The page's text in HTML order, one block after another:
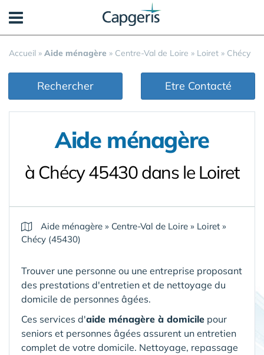
Accueil » Aide ménagère » Centre-Val de Loire » Loiret » Chécy
Rechercher Etre Contacté
Aide ménagère
à Chécy 45430 dans le Loiret
Aide ménagère » Centre-Val de Loire » Loiret »
Chécy (45430)
Trouver une personne ou une entreprise proposant
des prestations d'entretien et de nettoyage du
domicile de personnes âgées.
Ces services d'aide ménagère à domicile pour
seniors et personnes âgées assurent un entretien
complet de votre domicile. Nettoyage, repassage